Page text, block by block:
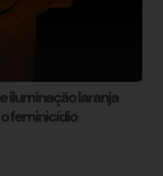
iluminação laranja
feminicídio